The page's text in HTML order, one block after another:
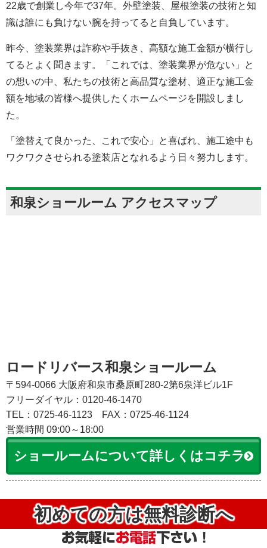
22歳で創業し今年で37年。外壁塗装、屋根塗装の技術と知
識は誰にも負けない腕を持ってると自負しています。
昨今、塗装業界は詐称や手抜き、高額な施工金額が横行し
てるとよく聞きます。「これでは、塗装業界が危ない」と
の想いの中、私たちの技術と高品質な塗材、適正な施工金
額を地域の皆様へ提供したくホームページを開設しまし
た。
「塗替えて良かった、これで安心」と喜ばれ、施工途中も
ワクワクさせられる塗装店となれるよう日々努力します。
和泉ショールーム アクセスマップ
ロードリバース和泉ショールーム
〒594-0066 大阪府和泉市桑原町280-2第6泉洋ビル1F
フリーダイヤル：0120-46-1470
TEL：0725-46-1123
FAX：0725-46-1124
営業時間 09:00～18:00
ショールームについて詳しくはコチラ
初めての方は無料診断へ